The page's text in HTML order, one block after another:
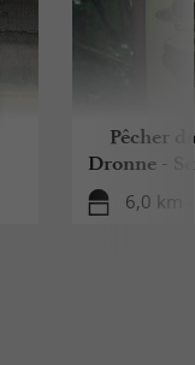
Pêcher
Dronne -
6,0 km